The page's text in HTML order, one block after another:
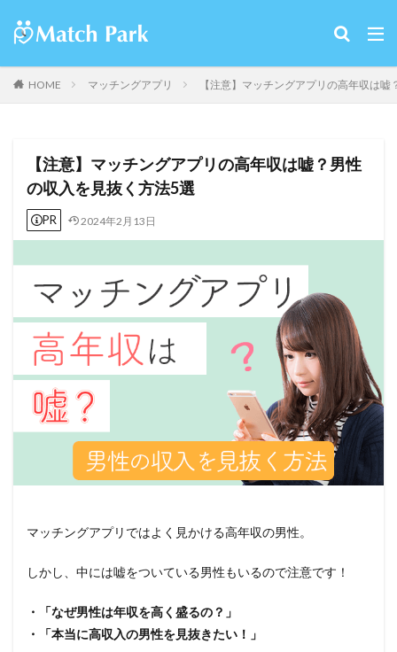
HOME マッチングアプリ 【注意】マッチングアプリの高年収は
【注意】マッチングアプリの高年収は嘘？男性
の収入を見抜く方法5選
PR 2024年2月13日
マッチングアプリではよく見かける高年収の男性。
しかし、中には嘘をついている男性もいるので注意です！
・「なぜ男性は年収を高く盛るの？」
・「本当に高収入の男性を見抜きたい！」